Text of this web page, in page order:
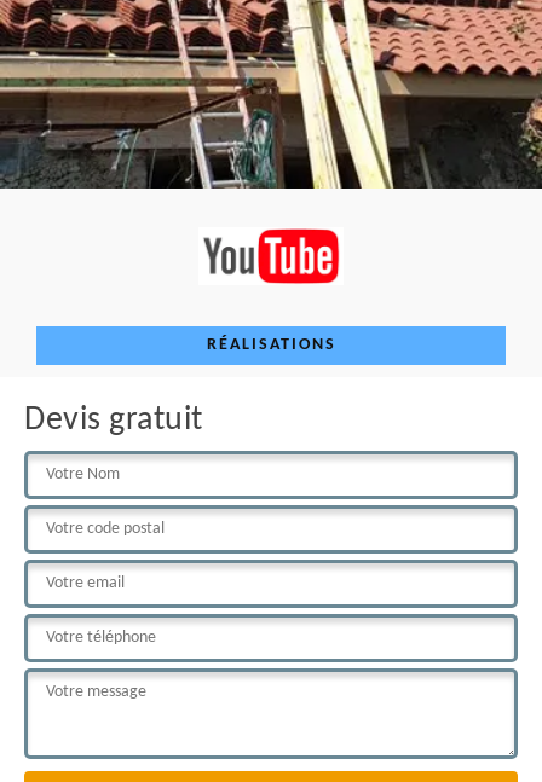
RÉALISATIONS
Devis gratuit